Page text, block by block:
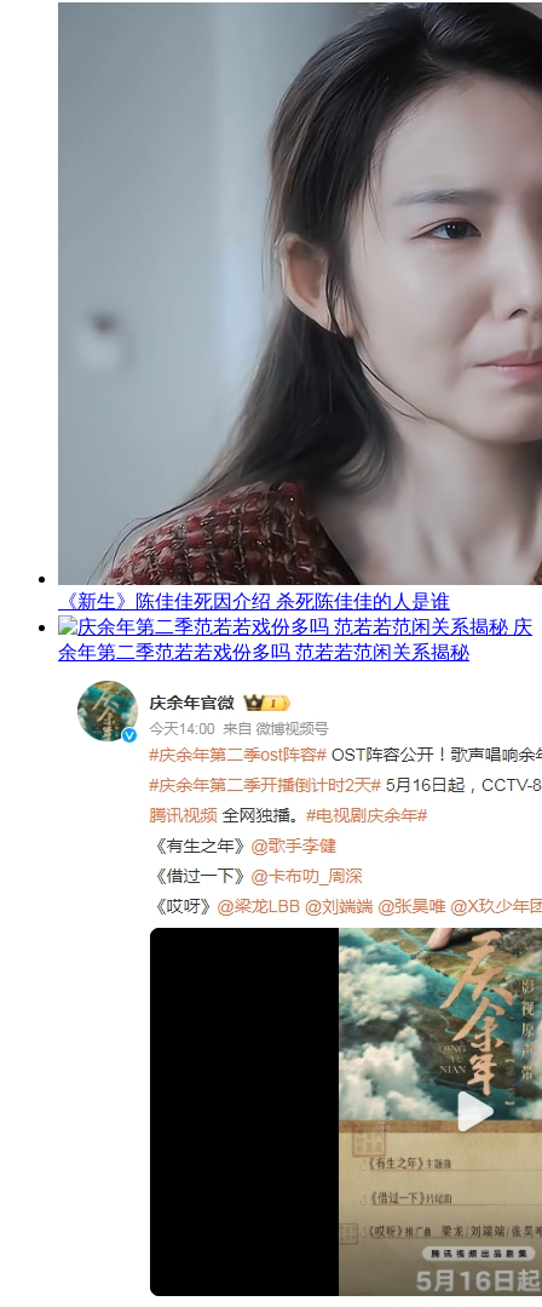
《新生》陈佳佳死因介绍 杀死陈佳佳的人是谁
庆
余年第二季范若若戏份多吗 范若若范闲关系揭秘